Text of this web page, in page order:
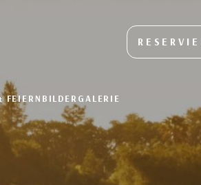
FEIERN BILDERGALERIE